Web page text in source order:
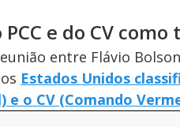
e do CV
entre Flávio
Estados Unidos
e o CV (Comando